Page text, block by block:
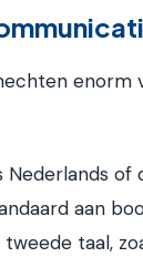
enorm
aan
taal,